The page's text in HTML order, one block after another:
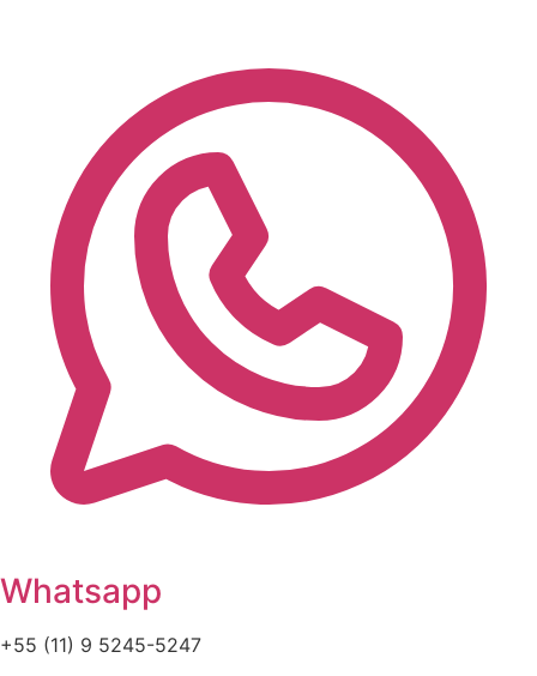
Whatsapp
+55 (11) 9 5245-5247